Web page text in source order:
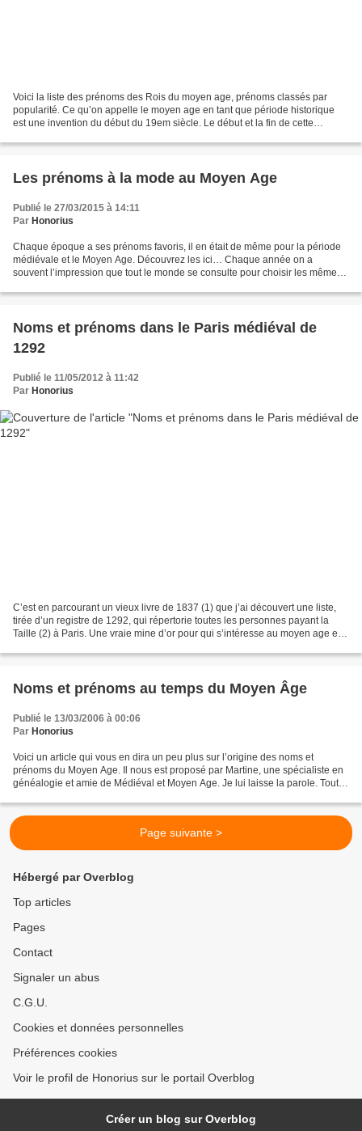
Voici la liste des prénoms des Rois du moyen age, prénoms classés par
popularité. Ce qu’on appelle le moyen age en tant que période historique
est une invention du début du 19em siècle. Le début et la fin de cette
Les prénoms à la mode au Moyen Age
Publié le 27/03/2015 à 14:11
Par Honorius
Chaque époque a ses prénoms favoris, il en était de même pour la période
médiévale et le Moyen Age. Découvrez les ici… Chaque année on a
souvent l’impression que tout le monde se consulte pour choisir les mêmes !
Noms et prénoms dans le Paris médiéval de
1292
Publié le 11/05/2012 à 11:42
Par Honorius
C’est en parcourant un vieux livre de 1837 (1) que j’ai découvert une liste,
tirée d’un registre de 1292, qui répertorie toutes les personnes payant la
Taille (2) à Paris. Une vraie mine d’or pour qui s’intéresse au moyen age et à
Noms et prénoms au temps du Moyen Âge
Publié le 13/03/2006 à 00:06
Par Honorius
Voici un article qui vous en dira un peu plus sur l’origine des noms et
prénoms du Moyen Age. Il nous est proposé par Martine, une spécialiste en
généalogie et amie de Médiéval et Moyen Age. Je lui laisse la parole. Tout
Page suivante >
Hébergé par Overblog
Top articles
Pages
Contact
Signaler un abus
C.G.U.
Cookies et données personnelles
Préférences cookies
Voir le profil de Honorius sur le portail Overblog
Créer un blog sur Overblog